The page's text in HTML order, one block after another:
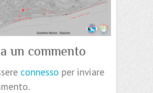
un commento
connesso per inviare